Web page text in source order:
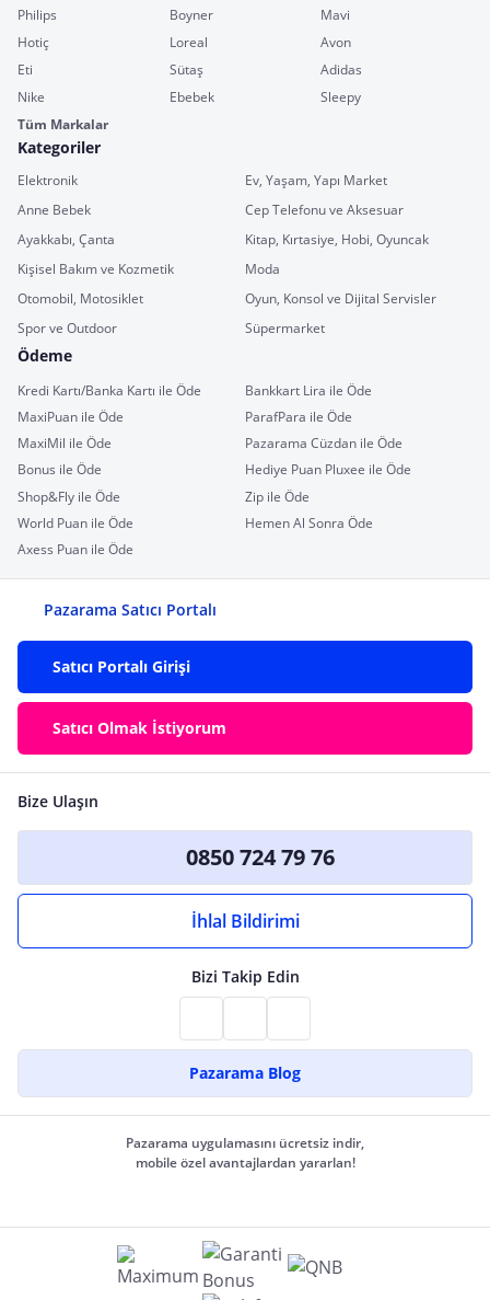
Philips
Boyner
Mavi
Hotiç
Loreal
Avon
Eti
Sütaş
Adidas
Nike
Ebebek
Sleepy
Tüm Markalar
Kategoriler
Elektronik
Ev, Yaşam, Yapı Market
Anne Bebek
Cep Telefonu ve Aksesuar
Ayakkabı, Çanta
Kitap, Kırtasiye, Hobi, Oyuncak
Kişisel Bakım ve Kozmetik
Moda
Otomobil, Motosiklet
Oyun, Konsol ve Dijital Servisler
Spor ve Outdoor
Süpermarket
Ödeme
Kredi Kartı/Banka Kartı ile Öde
Bankkart Lira ile Öde
MaxiPuan ile Öde
ParafPara ile Öde
MaxiMil ile Öde
Pazarama Cüzdan ile Öde
Bonus ile Öde
Hediye Puan Pluxee ile Öde
Shop&Fly ile Öde
Zip ile Öde
World Puan ile Öde
Hemen Al Sonra Öde
Axess Puan ile Öde
Pazarama Satıcı Portalı
Satıcı Portalı Girişi
Satıcı Olmak İstiyorum
Bize Ulaşın
0850 724 79 76
İhlal Bildirimi
Bizi Takip Edin
Pazarama Blog
Pazarama uygulamasını ücretsiz indir,
mobile özel avantajlardan yararlan!